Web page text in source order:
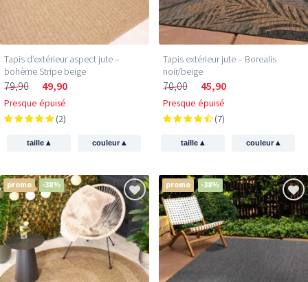
Tapis d’extérieur aspect jute –
bohème Stripe beige
79,90 49,90
Presque épuisé
(2)
taille▴ couleur▴
Tapis extérieur jute​ – Borealis
noir/beige
70,00 45,90
Presque épuisé
(7)
taille▴ couleur▴
promo -38% promo -38%